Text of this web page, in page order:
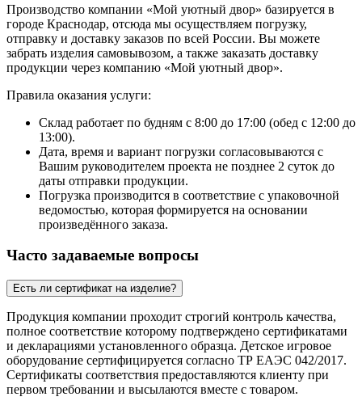
Производство компании «Мой уютный двор» базируется в
городе Краснодар, отсюда мы осуществляем погрузку,
отправку и доставку заказов по всей России. Вы можете
забрать изделия самовывозом, а также заказать доставку
продукции через компанию «Мой уютный двор».
Правила оказания услуги:
Склад работает по будням с 8:00 до 17:00 (обед с 12:00 до
13:00).
Дата, время и вариант погрузки согласовываются с
Вашим руководителем проекта не позднее 2 суток до
даты отправки продукции.
Погрузка производится в соответствие с упаковочной
ведомостью, которая формируется на основании
произведённого заказа.
Часто задаваемые вопросы
Есть ли сертификат на изделие?
Продукция компании проходит строгий контроль качества,
полное соответствие которому подтверждено сертификатами
и декларациями установленного образца. Детское игровое
оборудование сертифицируется согласно ТР ЕАЭС 042/2017.
Сертификаты соответствия предоставляются клиенту при
первом требовании и высылаются вместе с товаром.